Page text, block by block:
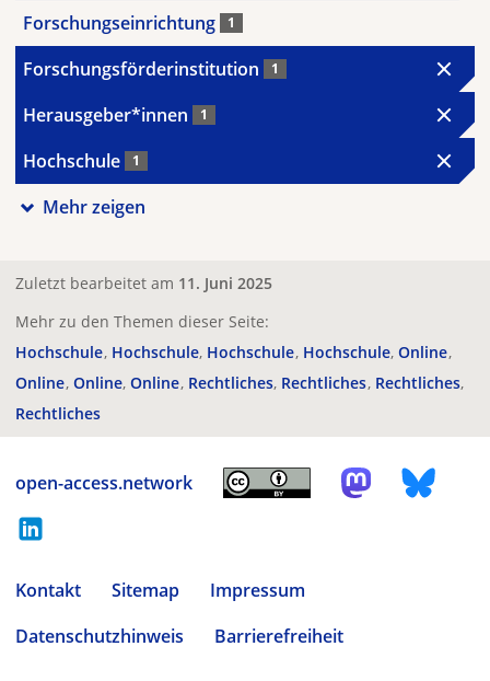
Forschungseinrichtung 1
Forschungsförderinstitution 1
Herausgeber*innen 1
Hochschule 1
Mehr zeigen
Zuletzt bearbeitet am 11. Juni 2025
Mehr zu den Themen dieser Seite:
Hochschule Hochschule Hochschule Hochschule Online
Online Online Online Rechtliches Rechtliches Rechtliches
Rechtliches
open-access.network
Kontakt Sitemap
Impressum
Datenschutzhinweis
Barrierefreiheit